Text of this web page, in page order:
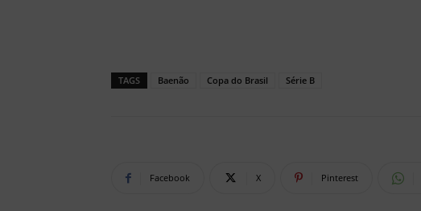
TAGS Baenão Copa do Brasil Série B
Facebook X Pinterest